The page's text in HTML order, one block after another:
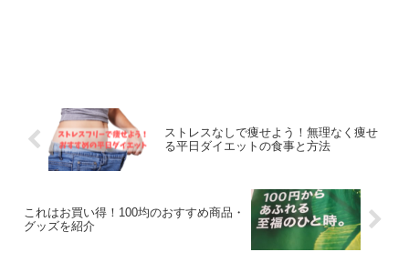
ストレスなしで痩せよう！無理なく痩せ
る平日ダイエットの食事と方法
これはお買い得！100均のおすすめ商品・
グッズを紹介